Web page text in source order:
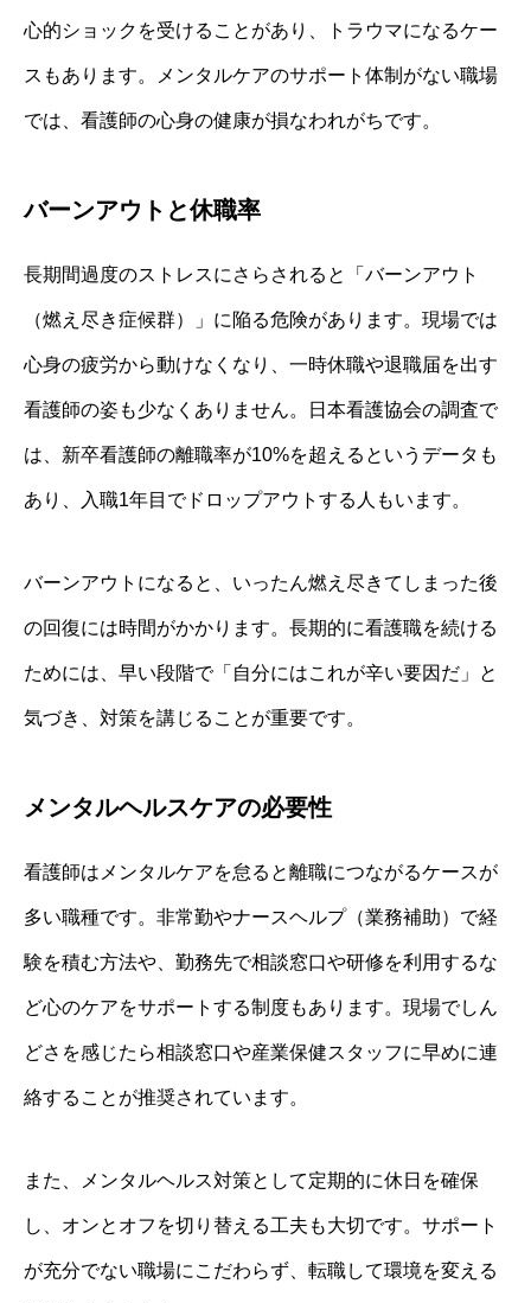
心的ショックを受けることがあり、トラウマになるケー
スもあります。メンタルケアのサポート体制がない職場
では、看護師の心身の健康が損なわれがちです。
バーンアウトと休職率
長期間過度のストレスにさらされると「バーンアウト
（燃え尽き症候群）」に陥る危険があります。現場では
心身の疲労から動けなくなり、一時休職や退職届を出す
看護師の姿も少なくありません。日本看護協会の調査で
は、新卒看護師の離職率が10%を超えるというデータも
あり、入職1年目でドロップアウトする人もいます。
バーンアウトになると、いったん燃え尽きてしまった後
の回復には時間がかかります。長期的に看護職を続ける
ためには、早い段階で「自分にはこれが辛い要因だ」と
気づき、対策を講じることが重要です。
メンタルヘルスケアの必要性
看護師はメンタルケアを怠ると離職につながるケースが
多い職種です。非常勤やナースヘルプ（業務補助）で経
験を積む方法や、勤務先で相談窓口や研修を利用するな
ど心のケアをサポートする制度もあります。現場でしん
どさを感じたら相談窓口や産業保健スタッフに早めに連
絡することが推奨されています。
また、メンタルヘルス対策として定期的に休日を確保
し、オンとオフを切り替える工夫も大切です。サポート
が充分でない職場にこだわらず、転職して環境を変える